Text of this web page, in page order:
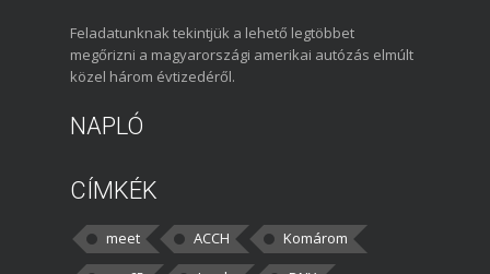
Feladatunknak tekintjük a lehető legtöbbet
megőrizni a magyarországi amerikai autózás elmúlt
közel három évtizedéről.
NAPLÓ
CÍMKÉK
meet ACCH
Komárom